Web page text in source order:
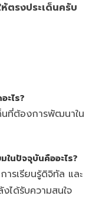
ตรงประเด็นครับ
ะไร?
นที่ต้องการพัฒนาใน
นปัจจุบันคืออะไร?
รเรียนรู้ดิจิทัล และ
ได้รับความสนใจ